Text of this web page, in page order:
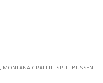
, MONTANA GRAFFITI SPUITBUSSEN